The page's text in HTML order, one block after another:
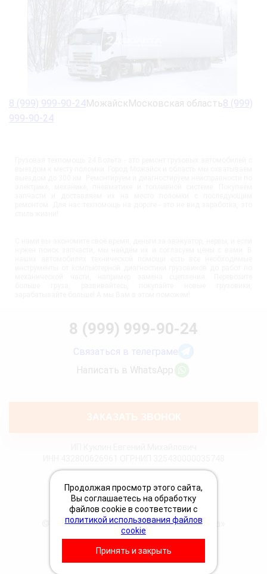
8 (999) 999-90-24МожайскМосковская область8 (999)
999-90-24
Политика Cookies
Пользовательское соглашение
© 2026 «Грузовая техпомощь 24 Вольта»
8 (999) 999-90-24
Связаться в телеграме
Написать в WhatsApp
ЗАКАЗАТЬ ЗВОНОК
Продолжая просмотр этого сайта,
Вы соглашаетесь на обработку
файлов cookie в соответствии с
политикой использования файлов
cookie
Принять и закрыть